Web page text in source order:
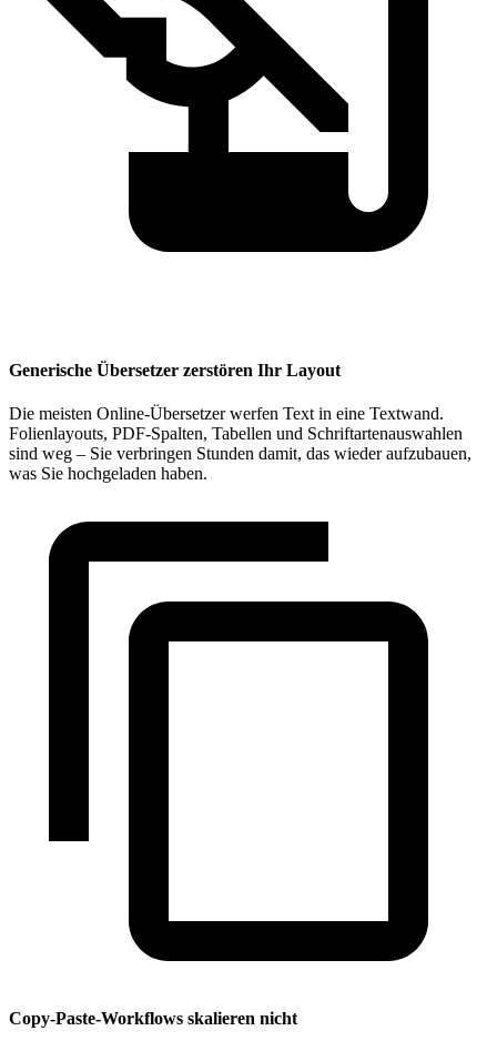
Generische Übersetzer zerstören Ihr Layout
Die meisten Online-Übersetzer werfen Text in eine Textwand.
Folienlayouts, PDF-Spalten, Tabellen und Schriftartenauswahlen
sind weg – Sie verbringen Stunden damit, das wieder aufzubauen,
was Sie hochgeladen haben.
Copy-Paste-Workflows skalieren nicht